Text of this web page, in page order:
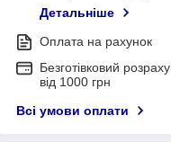
Детальніше
Оплата на рахунок
Безготівковий
від 1000 грн
Всі умови оплати